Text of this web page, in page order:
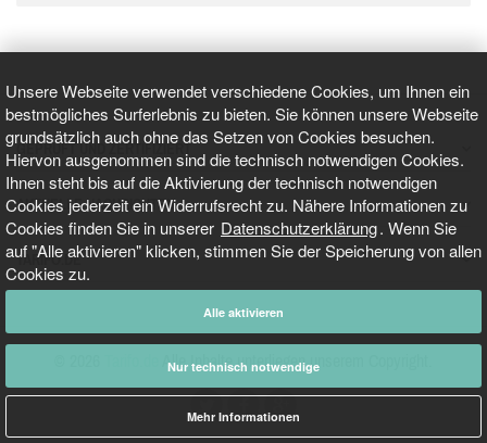
Unsere Webseite verwendet verschiedene Cookies, um Ihnen ein
bestmögliches Surferlebnis zu bieten. Sie können unsere Webseite
grundsätzlich auch ohne das Setzen von Cookies besuchen.
Hiervon ausgenommen sind die technisch notwendigen Cookies.
Ihnen steht bis auf die Aktivierung der technisch notwendigen
Cookies jederzeit ein Widerrufsrecht zu. Nähere Informationen zu
Cookies finden Sie in unserer Datenschutzerklärung. Wenn Sie
auf "Alle aktivieren" klicken, stimmen Sie der Speicherung von allen
Cookies zu.
Alle aktivieren
Nur technisch notwendige
Mehr Informationen
GEPRÜFT UND ZERTIFIZIERT
AKTUELLE NACHRICHTEN
TARIFO.DE
Alle Inhalte unterliegen unserem Copyright.